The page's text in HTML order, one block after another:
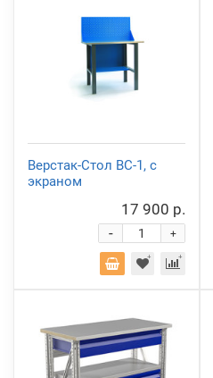
Верстак-Стол ВС-1, с
экраном
17 900 р.
+
-